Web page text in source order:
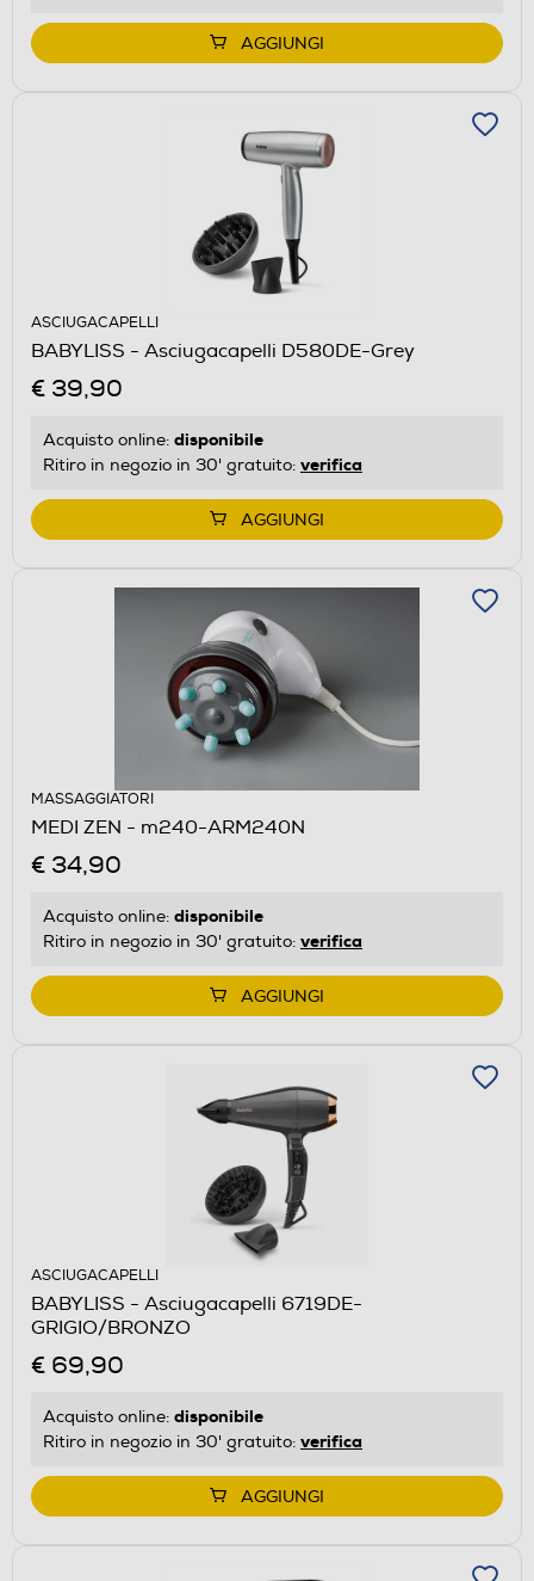
AGGIUNGI
ASCIUGACAPELLI
BABYLISS - Asciugacapelli D580DE-Grey
€ 39,90
Acquisto online: disponibile
Ritiro in negozio in 30' gratuito: verifica
AGGIUNGI
MASSAGGIATORI
MEDI ZEN - m240-ARM240N
€ 34,90
Acquisto online: disponibile
Ritiro in negozio in 30' gratuito: verifica
AGGIUNGI
ASCIUGACAPELLI
BABYLISS - Asciugacapelli 6719DE-
GRIGIO/BRONZO
€ 69,90
Acquisto online: disponibile
Ritiro in negozio in 30' gratuito: verifica
AGGIUNGI